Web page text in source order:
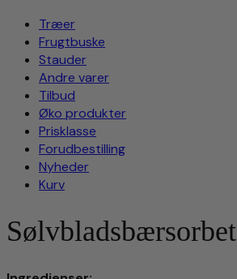
Træer
Frugtbuske
Stauder
Andre varer
Tilbud
Øko produkter
Prisklasse
Forudbestilling
Nyheder
Kurv
Sølvbladsbærsorbet